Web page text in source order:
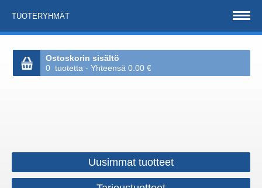
TUOTERYHMÄT
Ostoskorin sisältö
0 tuotetta - Yhteensä 0.00 €
Uusimmat tuotteet